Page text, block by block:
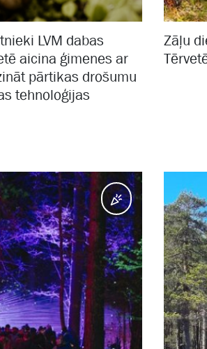
LVM dabas
aicina ģimenes ar
pārtikas drošumu
tehnoloģijas
Zāļu
Pasākumi